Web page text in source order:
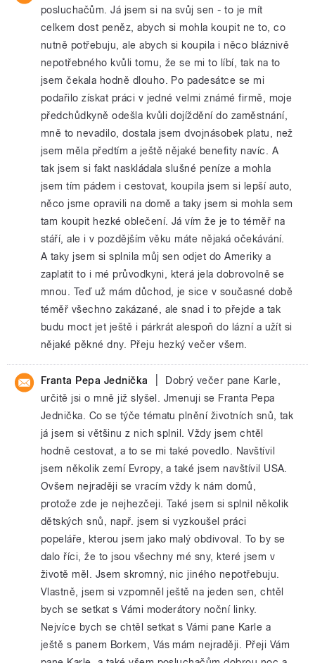
posluchačům. Já jsem si na svůj sen - to je mít
celkem dost peněz, abych si mohla koupit ne to, co
nutně potřebuju, ale abych si koupila i něco bláznivě
nepotřebného kvůli tomu, že se mi to líbí, tak na to
jsem čekala hodně dlouho. Po padesátce se mi
podařilo získat práci v jedné velmi známé firmě, moje
předchůdkyně odešla kvůli dojíždění do zaměstnání,
mně to nevadilo, dostala jsem dvojnásobek platu, než
jsem měla předtím a ještě nějaké benefity navíc. A
tak jsem si fakt naskládala slušné peníze a mohla
jsem tím pádem i cestovat, koupila jsem si lepší auto,
něco jsme opravili na domě a taky jsem si mohla sem
tam koupit hezké oblečení. Já vím že je to téměř na
stáří, ale i v pozdějším věku máte nějaká očekávání.
A taky jsem si splnila můj sen odjet do Ameriky a
zaplatit to i mé průvodkyni, která jela dobrovolně se
mnou. Teď už mám důchod, je sice v současné době
téměř všechno zakázané, ale snad i to přejde a tak
budu moct jet ještě i párkrát alespoň do lázní a užít si
nějaké pěkné dny. Přeju hezký večer všem.
Franta Pepa Jednička
Dobrý večer pane Karle,
určitě jsi o mně již slyšel. Jmenuji se Franta Pepa
Jednička. Co se týče tématu plnění životních snů, tak
já jsem si většinu z nich splnil. Vždy jsem chtěl
hodně cestovat, a to se mi také povedlo. Navštívil
jsem několik zemí Evropy, a také jsem navštívil USA.
Ovšem nejraději se vracím vždy k nám domů,
protože zde je nejhezčeji. Také jsem si splnil několik
dětských snů, např. jsem si vyzkoušel práci
popeláře, kterou jsem jako malý obdivoval. To by se
dalo říci, že to jsou všechny mé sny, které jsem v
životě měl. Jsem skromný, nic jiného nepotřebuju.
Vlastně, jsem si vzpomněl ještě na jeden sen, chtěl
bych se setkat s Vámi moderátory noční linky.
Nejvíce bych se chtěl setkat s Vámi pane Karle a
ještě s panem Borkem, Vás mám nejraději. Přeji Vám